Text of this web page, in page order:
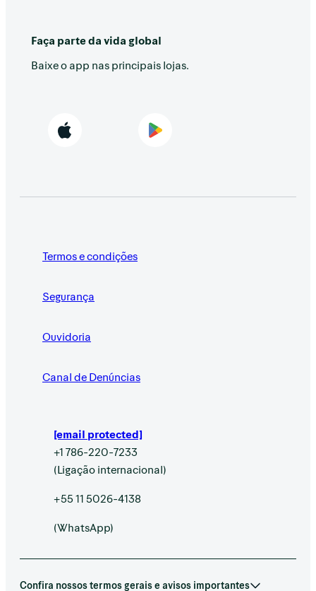
Faça parte da vida global
Baixe o app nas principais lojas.
Termos e condições
Segurança
Ouvidoria
Canal de Denúncias
[email protected]
+1 786-220-7233
(Ligação internacional)
+55 11 5026-4138
(WhatsApp)
Confira nossos termos gerais e avisos importantes